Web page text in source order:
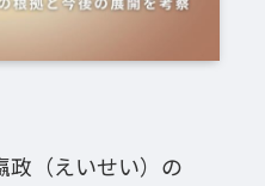
政（えいせい）の